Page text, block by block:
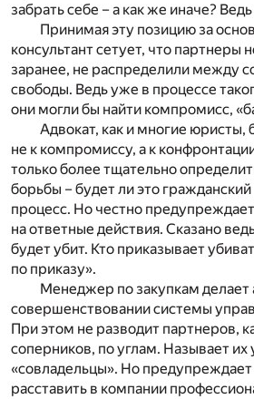
забрать себе – а как же иначе?
Принимая эту позицию за
консультант сетует, что партнеры
заранее, не распределили между
свободы. Ведь уже в процессе
они могли бы найти компромисс,
Адвокат, как и многие юристы,
не к компромиссу, а к
только более тщательно
борьбы – будет ли это
процесс. Но честно
на ответные действия. Сказано
будет убит. Кто приказывает
по приказу».
Менеджер по закупкам делает
совершенствовании системы
При этом не разводит партнеров,
соперников, по углам. Называет их
«совладельцы». Но
расставить в компании